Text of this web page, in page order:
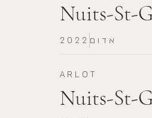
Nuits-St-
2022 אדום
ARLOT
Nuits-St-